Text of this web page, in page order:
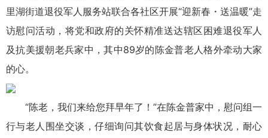
里湖街道退役军人服务站联合各社区开展“迎新春・送温暖”走
访慰问活动，将党和政府的关怀精准送达辖区困难退役军人
及抗美援朝老兵家中，其中89岁的陈金普老人格外牵动大家
的心。
“陈老，我们来给您拜早年了！”在陈金普家中，慰问组一
行与老人围坐交谈，仔细询问其饮食起居与身体状况，耐心